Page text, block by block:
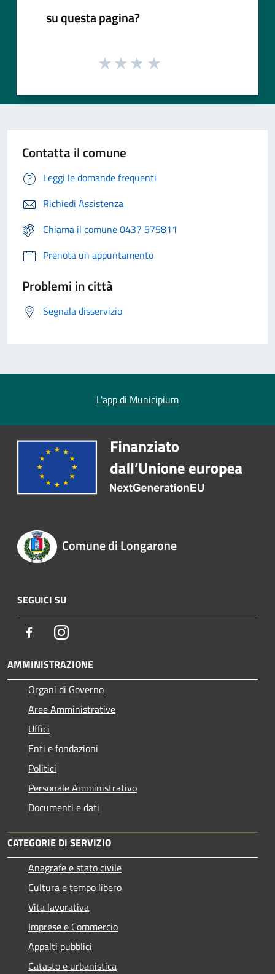
su questa pagina?
Contatta il comune
Leggi le domande frequenti
Richiedi Assistenza
Chiama il comune 0437 575811
Prenota un appuntamento
Problemi in città
Segnala disservizio
L'app di Municipium
Comune di Longarone
SEGUICI SU
FacebookInstagram
AMMINISTRAZIONE
Organi di Governo
Aree Amministrative
Uffici
Enti e fondazioni
Politici
Personale Amministrativo
Documenti e dati
CATEGORIE DI SERVIZIO
Anagrafe e stato civile
Cultura e tempo libero
Vita lavorativa
Imprese e Commercio
Appalti pubblici
Catasto e urbanistica